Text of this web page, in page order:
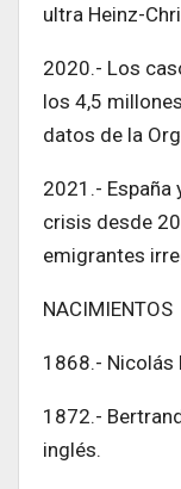
ultra Heinz-
2020.- Los
los 4,5
datos de la
2021.- España
crisis desde
emigrantes
NACIMIENTOS
1868.- Nicolás
1872.-
inglés.